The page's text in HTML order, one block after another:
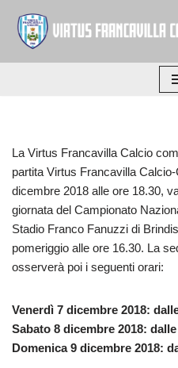
Vai
al
La Virtus Francavilla Calcio
partita Virtus Francavilla
dicembre 2018 alle ore 18.30,
giornata del Campionato
Stadio Franco Fanuzzi di
pomeriggio alle ore 16.30. La
osserverà poi i seguenti orari:
Venerdì 7 dicembre 2018:
Sabato 8 dicembre 2018:
Domenica 9 dicembre 2018: